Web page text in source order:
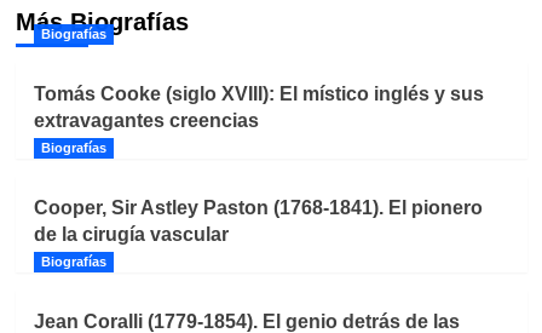
Más Biografías
Biografías
Tomás Cooke (siglo XVIII): El místico inglés y sus
extravagantes creencias
Biografías
Cooper, Sir Astley Paston (1768-1841). El pionero
de la cirugía vascular
Biografías
Jean Coralli (1779-1854). El genio detrás de las